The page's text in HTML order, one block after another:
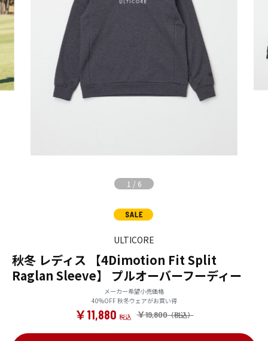
1 / 6
ULTICORE
秋冬 レディス 【4Dimotion Fit Split
Raglan Sleeve】 プルオーバーフーディー
メーカー希望小売価格
40%OFF 秋冬ウェアがお買い得
￥19,800
￥11,880